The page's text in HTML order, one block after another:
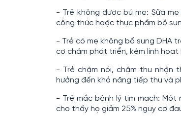
- Trẻ không được bú mẹ: Sữa
công thức hoặc thực phẩm bổ
- Trẻ có mẹ không bổ sung DHA
cơ chậm phát triển, kém linh hoạt
- Trẻ chậm nói, chậm thu nhận
hưởng đến khả năng tiếp thu và
- Trẻ mắc bệnh lý tim mạch: Một
cho thấy họ giảm 25% nguy cơ